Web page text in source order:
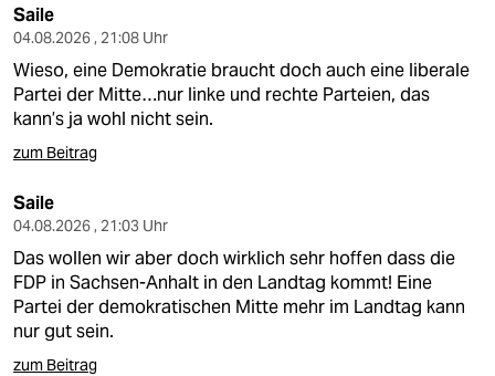
sport
berlin
nord
verlag
verlag
veranstaltungen
shop
Saile
04.08.2026 , 21:08 Uhr
Wieso, eine Demokratie braucht doch auch eine liberale
Partei der Mitte…nur linke und rechte Parteien, das
kann’s ja wohl nicht sein.
zum Beitrag
Saile
04.08.2026 , 21:03 Uhr
Das wollen wir aber doch wirklich sehr hoffen dass die
FDP in Sachsen-Anhalt in den Landtag kommt! Eine
Partei der demokratischen Mitte mehr im Landtag kann
nur gut sein.
zum Beitrag